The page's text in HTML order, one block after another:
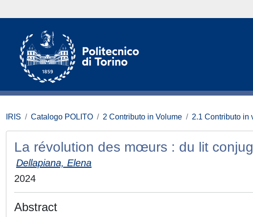
IRIS Catalogo POLITO 2 Contributo in Volume 2.1 Contributo in
La révolution des mœurs : du lit
Dellapiana, Elena
2024
Abstract